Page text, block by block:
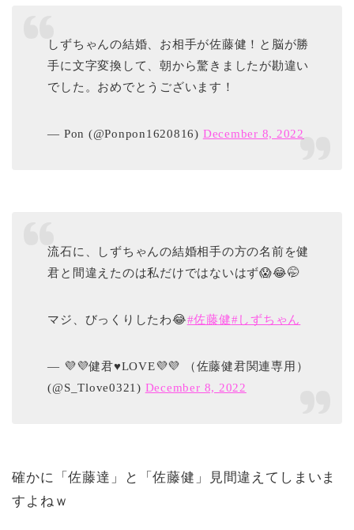
しずちゃんの結婚、お相手が佐藤健！と脳が勝
手に文字変換して、朝から驚きましたが勘違い
でした。おめでとうございます！
— Pon (@Ponpon1620816) December 8, 2022
流石に、しずちゃんの結婚相手の方の名前を健
君と間違えたのは私だけではないはず😱😂🤭
マジ、びっくりしたわ😂#佐藤健#しずちゃん
— 💜💜健君♥LOVE💜💜 （佐藤健君関連専用）
(@S_Tlove0321) December 8, 2022
確かに「佐藤達」と「佐藤健」見間違えてしまいま
すよねｗ